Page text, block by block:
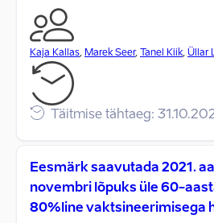
Kaja Kallas, Marek Seer, Tanel Kiik, Üllar
Täitmise tähtaeg:
Eesmärk saavutada 2021.
novembri lõpuks üle 60-
80%line vaktsineerimisega